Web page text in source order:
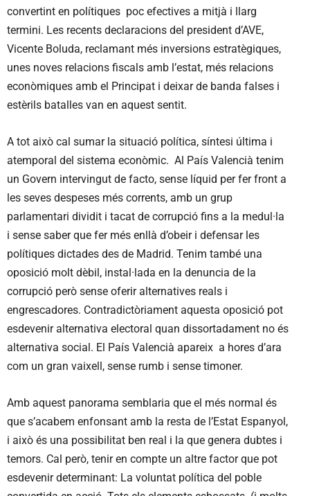
convertint en polítiques poc efectives a mitjà i llarg
termini. Les recents declaracions del president d’AVE,
Vicente Boluda, reclamant més inversions estratègiques,
unes noves relacions fiscals amb l’estat, més relacions
econòmiques amb el Principat i deixar de banda falses i
estèrils batalles van en aquest sentit.
A tot això cal sumar la situació política, síntesi última i
atemporal del sistema econòmic. Al País Valencià tenim
un Govern intervingut de facto, sense líquid per fer front a
les seves despeses més corrents, amb un grup
parlamentari dividit i tacat de corrupció fins a la medul·la
i sense saber que fer més enllà d’obeir i defensar les
polítiques dictades des de Madrid. Tenim també una
oposició molt dèbil, instal·lada en la denuncia de la
corrupció però sense oferir alternatives reals i
engrescadores. Contradictòriament aquesta oposició pot
esdevenir alternativa electoral quan dissortadament no és
alternativa social. El País Valencià apareix a hores d’ara
com un gran vaixell, sense rumb i sense timoner.
Amb aquest panorama semblaria que el més normal és
que s’acabem enfonsant amb la resta de l’Estat Espanyol,
i això és una possibilitat ben real i la que genera dubtes i
temors. Cal però, tenir en compte un altre factor que pot
esdevenir determinant: La voluntat política del poble